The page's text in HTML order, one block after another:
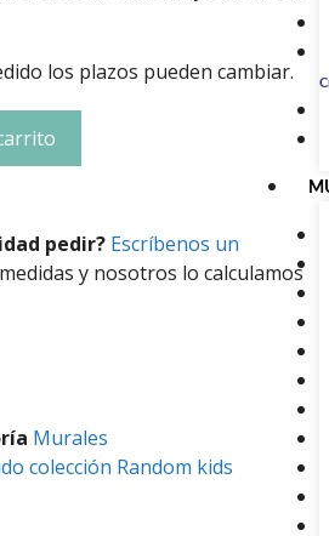
los plazos pueden cambiar.
pedir? Escríbenos un
y nosotros lo calculamos
Murales
colección Random kids